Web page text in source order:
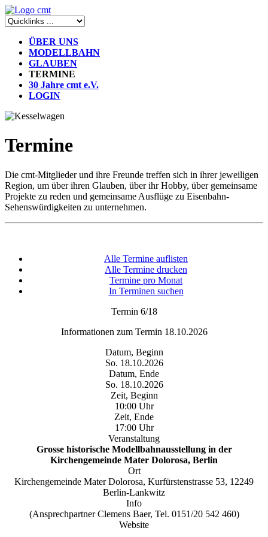
ÜBER UNS
MODELLBAHN
GLAUBEN
TERMINE
30 Jahre cmt e.V.
LOGIN
Termine
Die cmt-Mitglieder und ihre Freunde treffen sich in ihrer jeweiligen
Region, um über ihren Glauben, über ihr Hobby, über gemeinsame
Projekte zu reden und gemeinsame Ausflüge zu Eisenbahn-
Sehenswürdigkeiten zu unternehmen.
Alle Termine auflisten
Alle Termine drucken
Termine pro Monat
In Terminen suchen
Termin 6/18
Informationen zum Termin 18.10.2026
Datum, Beginn
So. 18.10.2026
Datum, Ende
So. 18.10.2026
Zeit, Beginn
10:00 Uhr
Zeit, Ende
17:00 Uhr
Veranstaltung
Grosse historische Modellbahnausstellung in der
Kirchengemeinde Mater Dolorosa, Berlin
Ort
Kirchengemeinde Mater Dolorosa, Kurfürstenstrasse 53, 12249
Berlin-Lankwitz
Info
(Ansprechpartner Clemens Baer, Tel. 0151/20 542 460)
Website